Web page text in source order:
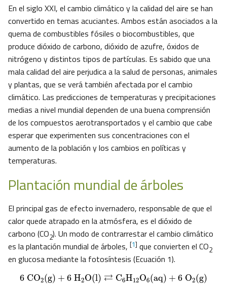
En el siglo XXI, el cambio climático y la calidad del aire se han
convertido en temas acuciantes. Ambos están asociados a la
quema de combustibles fósiles o biocombustibles, que
produce dióxido de carbono, dióxido de azufre, óxidos de
nitrógeno y distintos tipos de partículas. Es sabido que una
mala calidad del aire perjudica a la salud de personas, animales
y plantas, que se verá también afectada por el cambio
climático. Las predicciones de temperaturas y precipitaciones
medias a nivel mundial dependen de una buena comprensión
de los compuestos aerotransportados y el cambio que cabe
esperar que experimenten sus concentraciones con el
aumento de la población y los cambios en políticas y
temperaturas.
Plantación mundial de árboles
El principal gas de efecto invernadero, responsable de que el
calor quede atrapado en la atmósfera, es el dióxido de
carbono (CO2). Un modo de contrarrestar el cambio climático
es la plantación mundial de árboles, [1] que convierten el CO2
en glucosa mediante la fotosíntesis (Ecuación 1).
6 CO2(g) + 6 H2O(l) ⇄ C6H12O6(aq) + 6 O2(g)
6 CO2 (g) + 6 H 2O(l) ⇄C 6H12 O6 (aq)+6 O2 (g)